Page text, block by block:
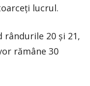
lucrul.
rândurile 20 și 21,
rămâne 30